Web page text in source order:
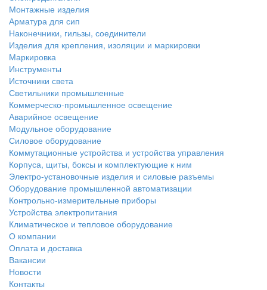
Монтажные изделия
Арматура для сип
Наконечники, гильзы, соединители
Изделия для крепления, изоляции и маркировки
Маркировка
Инструменты
Источники света
Светильники промышленные
Коммерческо-промышленное освещение
Аварийное освещение
Модульное оборудование
Силовое оборудование
Коммутационные устройства и устройства управления
Корпуса, щиты, боксы и комплектующие к ним
Электро-установочные изделия и силовые разъемы
Оборудование промышленной автоматизации
Контрольно-измерительные приборы
Устройства электропитания
Климатическое и тепловое оборудование
О компании
Оплата и доставка
Вакансии
Новости
Контакты